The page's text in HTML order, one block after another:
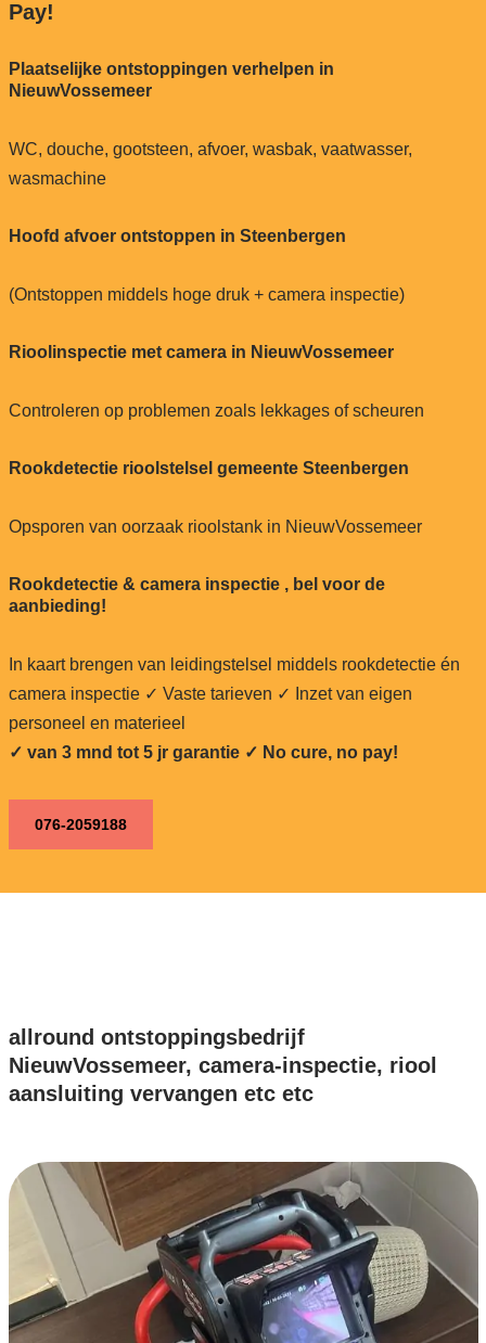
Pay!
Plaatselijke ontstoppingen verhelpen in
NieuwVossemeer
WC, douche, gootsteen, afvoer, wasbak, vaatwasser,
wasmachine
Hoofd afvoer ontstoppen in Steenbergen
(Ontstoppen middels hoge druk + camera inspectie)
Rioolinspectie met camera in NieuwVossemeer
Controleren op problemen zoals lekkages of scheuren
Rookdetectie rioolstelsel gemeente Steenbergen
Opsporen van oorzaak rioolstank in NieuwVossemeer
Rookdetectie & camera inspectie , bel voor de
aanbieding!
In kaart brengen van leidingstelsel middels rookdetectie én
camera inspectie ✓ Vaste tarieven ✓ Inzet van eigen
personeel en materieel
✓ van 3 mnd tot 5 jr garantie ✓ No cure, no pay!
076-2059188
allround ontstoppingsbedrijf
NieuwVossemeer, camera-inspectie, riool
aansluiting vervangen etc etc